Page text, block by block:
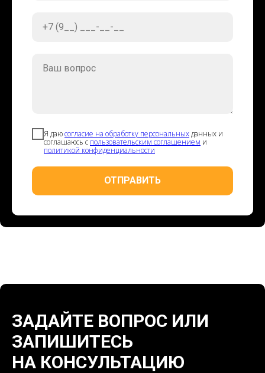
+7 (9__) ___-__-__
Ваш вопрос
Я даюсогласие на обработку персональныхданных и
соглашаюсь с пользовательским соглашением и
политикой конфиденциальности
ОТПРАВИТЬ
ЗАДАЙТЕ ВОПРОС ИЛИ
ЗАПИШИТЕСЬ
НА КОНСУЛЬТАЦИЮ